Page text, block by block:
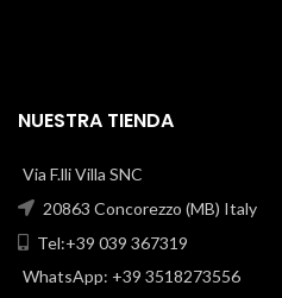
NUESTRA TIENDA
Via F.lli Villa SNC
20863 Concorezzo (MB) Italy
Tel:+39 039 367319
WhatsApp: +39 3518273556